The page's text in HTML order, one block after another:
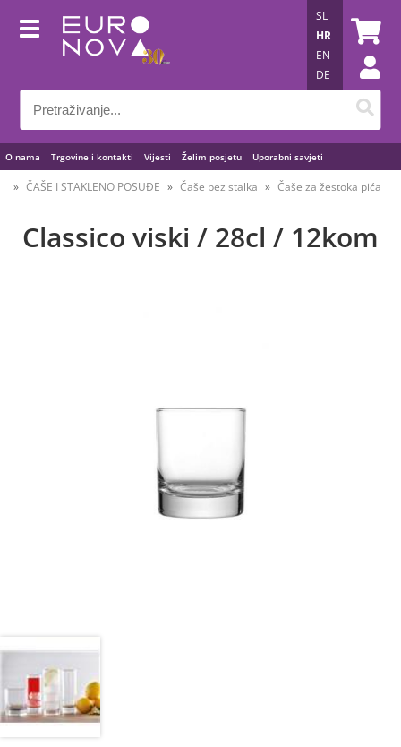
O nama Trgovine i kontakti Vijesti Želim posjetu Uporabni savjeti
SL
HR
EN
DE
ČAŠE I STAKLENO POSUĐE Čaše bez stalka Čaše za žestoka pića
Classico viski / 28cl / 12kom